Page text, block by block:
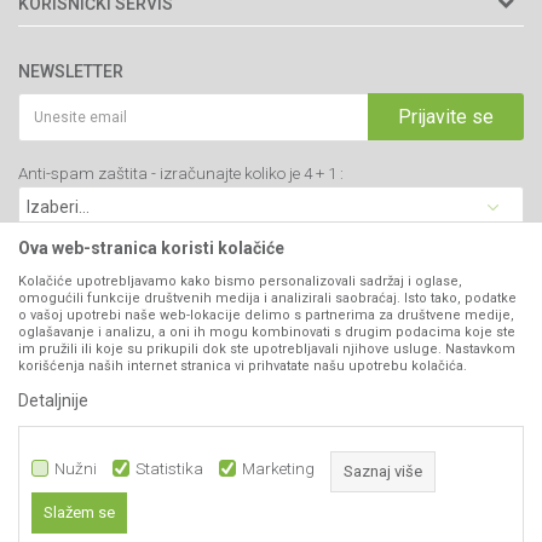
34000 Kragujevac, Srbija
webshop@agromarket.rs
PIB: 102135221
Matični broj: 07593252
Prodavnice
Brendovi
Katalozi
Blog
Najčešća pitanja
Politika privatnosti
Kako kupiti
Isporuka
Click & Collect
Načini plaćanja
Plaćanje karticama
Web kredit Raiffeisen banke
Pravo na odustajanje
Reklamacije
Zamena artikala
NEWSLETTER
Prijavite se
Anti-spam zaštita - izračunajte koliko je 4 + 1 :
VIBER I SMS NEWSLETTER
Prijavite se
PRATITE NAS
Ova web-stranica koristi kolačiće
Kolačiće upotrebljavamo kako bismo personalizovali sadržaj i oglase,
omogućili funkcije društvenih medija i analizirali saobraćaj. Isto tako, podatke
o vašoj upotrebi naše web-lokacije delimo s partnerima za društvene medije,
oglašavanje i analizu, a oni ih mogu kombinovati s drugim podacima koje ste
im pružili ili koje su prikupili dok ste upotrebljavali njihove usluge. Nastavkom
korišćenja naših internet stranica vi prihvatate našu upotrebu kolačića.
Detaljnije
Nužni Statistika Marketing Saznaj više
Slažem se